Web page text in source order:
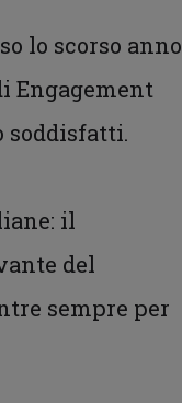
lo scorso anno
Engagement
soddisfatti.
il
del
sempre per